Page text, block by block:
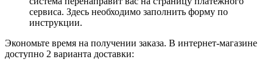
сервиса. Здесь необходимо заполнить форму по
инструкции.
Экономьте время на получении заказа. В интернет-магазине
доступно 2 варианта доставки: